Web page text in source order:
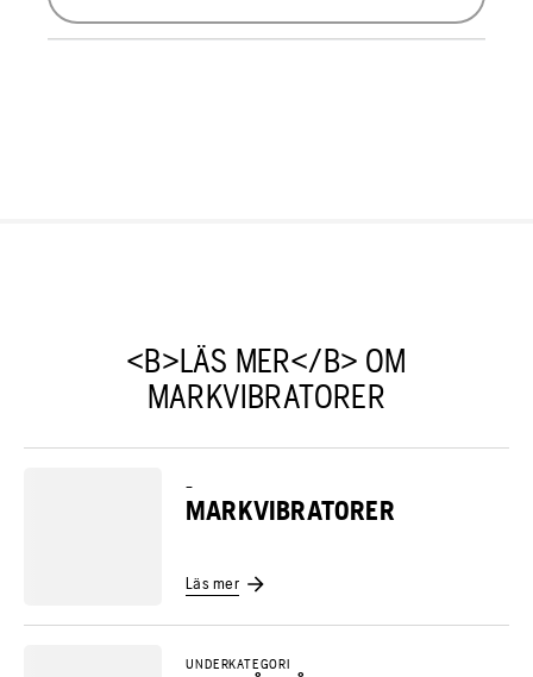
<B>LÄS MER</B> OM
MARKVIBRATORER
–
MARKVIBRATORER
Läs mer
UNDERKATEGORI